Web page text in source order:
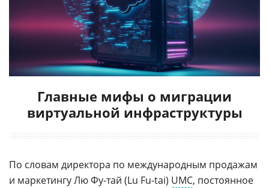
Главные мифы о миграции
виртуальной инфраструктуры
По словам директора по международным продажам
и маркетингу Лю Фу-тай (Lu Fu-tai) UMC, постоянное